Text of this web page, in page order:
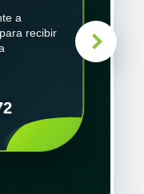
a
recibir